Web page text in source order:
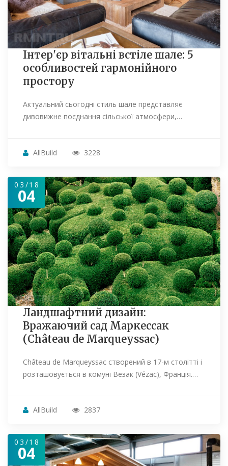
Інтер'єр вітальні встіле шале: 5
особливостей гармонійного
простору
Актуальний сьогодні стиль шале представляє
дивовижне поєднання сільської атмосфери,…
AllBuild 3228
03/18
04
Ландшафтний дизайн:
Вражаючий сад Маркессак
(Château de Marqueyssac)
Château de Marqueyssac створений в 17-м столітті і
розташовується в комуні Везак (Vézac), Франція.…
AllBuild 2837
03/18
04